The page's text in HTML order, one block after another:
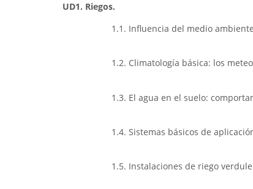
UD1. Riegos.
1.1. Influencia del medio
1.2. Climatología básica: los
1.3. El agua en el suelo:
1.4. Sistemas básicos de
1.5. Instalaciones de riego